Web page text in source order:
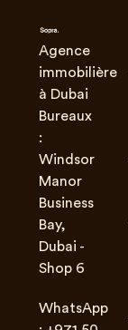
Agence
immobilière
à Dubai
Bureaux
:
Windsor
Manor
Business
Bay,
Dubai -
Shop 6
WhatsApp